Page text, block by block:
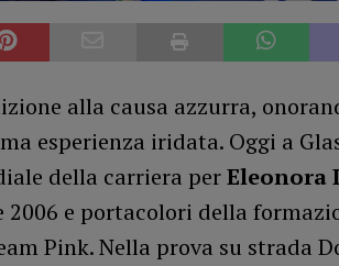
alla causa azzurra,
esperienza iridata. Oggi a
della carriera perEleonora
2006 e portacolori della
Pink. Nella prova su strada